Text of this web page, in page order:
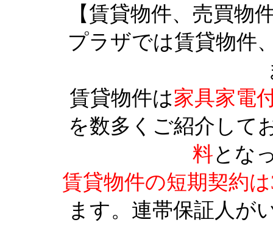
【賃貸物件、売買物
プラザでは賃貸物件
賃貸物件は家具家電
を数多くご紹介して
料とな
賃貸物件の短期契約
ます。連帯保証人が